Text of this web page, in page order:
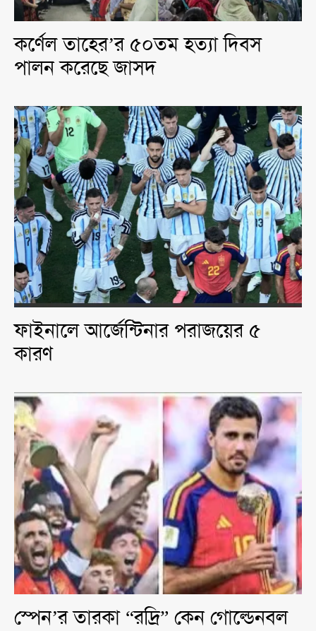
কর্ণেল তাহের’র ৫০তম হত্যা দিবস
পালন করেছে জাসদ
ফাইনালে আর্জেন্টিনার পরাজয়ের ৫
কারণ
স্পেন’র তারকা “রদ্রি” কেন গোল্ডেনবল